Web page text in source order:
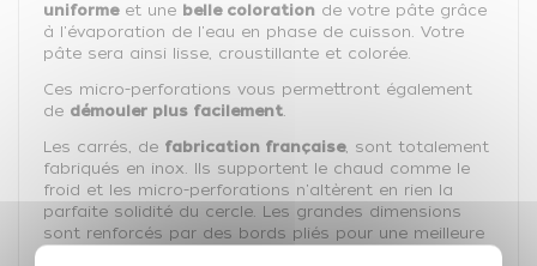
uniformeet une belle coloration de votre pâte grâce
à l'évaporation de l'eau en phase de cuisson. Votre
pâte sera ainsi lisse, croustillante et colorée.
Ces micro-perforations vous permettront également
de démouler plus facilement.
Les carrés, de fabrication française, sont totalement
fabriqués en inox. Ils supportent le chaud comme le
froid et les micro-perforations n'altèrent en rien la
parfaite solidité du cercle. Les grandes dimensions
sont renforcés par des bords pliés pour une meilleure